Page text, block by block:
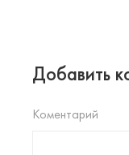
Добавить
Коментарий